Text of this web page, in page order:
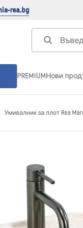
rea.bg
PREMIUMНови
Умивалник за плот Rea